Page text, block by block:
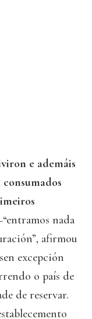
e ademáis
nada
afirmou
excepción
o país de
de reservar.